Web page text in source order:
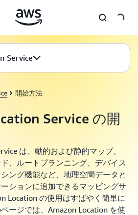
Service
開始方法
Service の開
は、動的および静的マップ、
、ルートプランニング、デバイス
ング機能など、地理空間データと
ションに追加できるマッピングサ
Location の使用はすばやく簡単に
ージでは、Amazon Location を使